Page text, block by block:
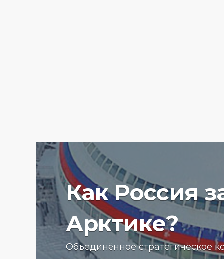
Как Россия
Арктике?
Объединённое стратегическое
Ученые Арктического
университета начали